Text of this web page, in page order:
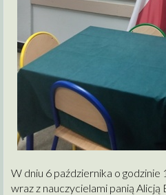
W dniu 6 października o godzinie
wraz z nauczycielami panią